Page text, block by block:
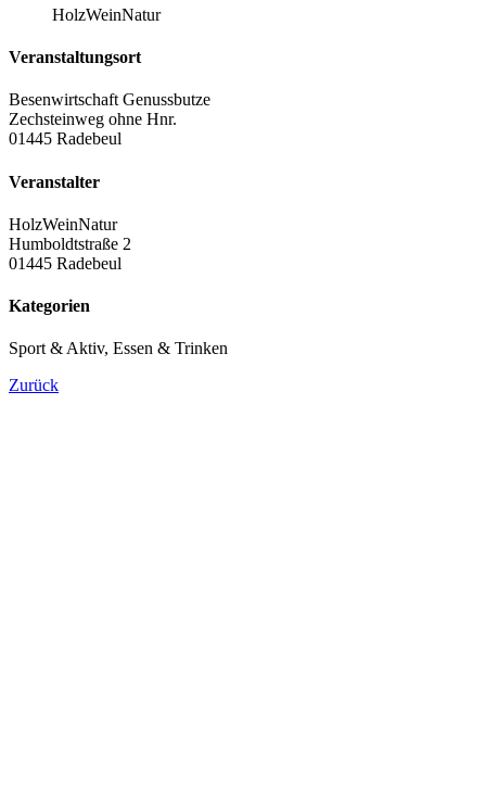
HolzWeinNatur
Veranstaltungsort
Besenwirtschaft Genussbutze
Zechsteinweg ohne Hnr.
01445 Radebeul
Veranstalter
HolzWeinNatur
Humboldtstraße 2
01445 Radebeul
Kategorien
Sport & Aktiv, Essen & Trinken
Zurück